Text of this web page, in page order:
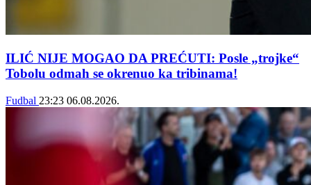
ILIĆ NIJE MOGAO DA PREĆUTI: Posle „trojke“
Tobolu odmah se okrenuo ka tribinama!
Fudbal 23:23 06.08.2026.